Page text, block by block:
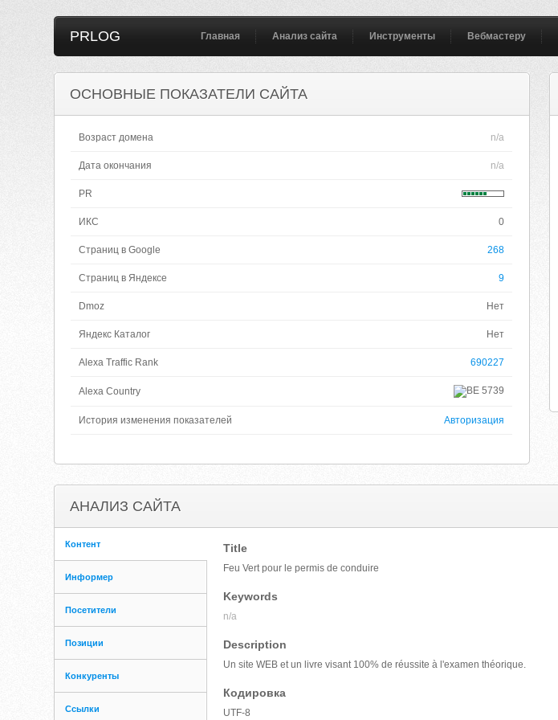
PRLOG Главная Анализ сайта Инструменты Вебмастеру
ОСНОВНЫЕ ПОКАЗАТЕЛИ САЙТА
Возраст домена n/a
Дата окончания n/a
PR
ИКС 0
Страниц в Google 268
Страниц в Яндексе 9
Dmoz Нет
Яндекс Каталог Нет
Alexa Traffic Rank 690227
Alexa Country 5739
История изменения показателей Авторизация
АНАЛИЗ САЙТА
Контент
Информер
Посетители
Позиции
Конкуренты
Ссылки
Title
Feu Vert pour le permis de conduire
Keywords
n/a
Description
Un site WEB et un livre visant 100% de réussite à l'examen théorique.
Кодировка
UTF-8